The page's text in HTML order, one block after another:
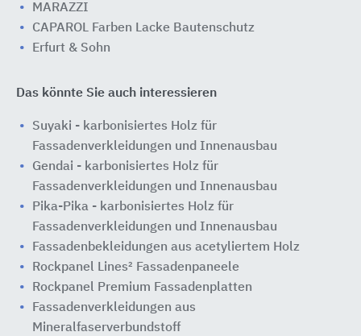
MARAZZI
CAPAROL Farben Lacke Bautenschutz
Erfurt & Sohn
Das könnte Sie auch interessieren
Suyaki - karbonisiertes Holz für
Fassadenverkleidungen und Innenausbau
Gendai - karbonisiertes Holz für
Fassadenverkleidungen und Innenausbau
Pika-Pika - karbonisiertes Holz für
Fassadenverkleidungen und Innenausbau
Fassadenbekleidungen aus acetyliertem Holz
Rockpanel Lines² Fassadenpaneele
Rockpanel Premium Fassadenplatten
Fassadenverkleidungen aus
Mineralfaserverbundstoff